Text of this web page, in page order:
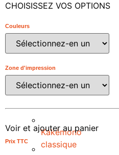
Kakémono
classique
CHOISISSEZ VOS OPTIONS
Couleurs
Zone d'impression
Voir et ajouter au panier
Prix ​​TTC